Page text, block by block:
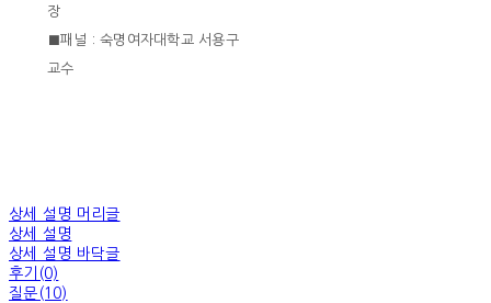
장
■패널 : 숙명여자대학교 서용구
교수
상세 설명 머리글
상세 설명
상세 설명 바닥글
후기(0)
질문(10)